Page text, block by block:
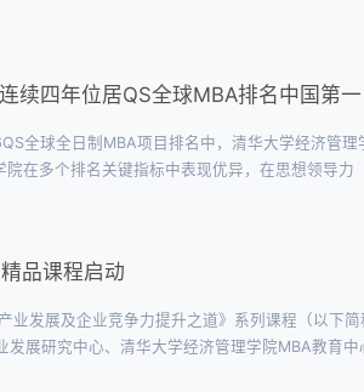
续四年位居QS全球MBA排名中国第一
全球全日制MBA项目排名中，清华大学经济管
在多个排名关键指标中表现优异，在思想领导
品课程启动
业发展及企业竞争力提升之道》系列课程（以下
发展研究中心、清华大学经济管理学院MBA教育